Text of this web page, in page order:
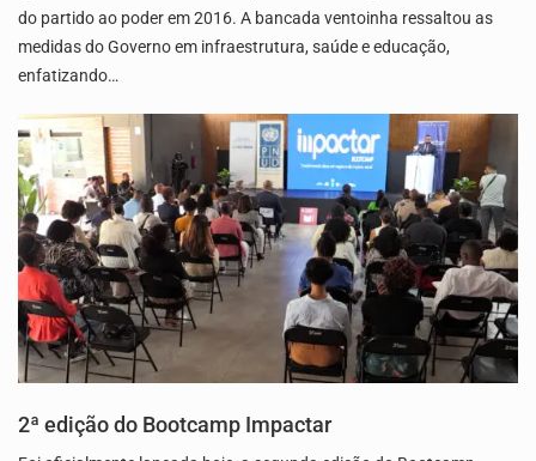
do partido ao poder em 2016. A bancada ventoinha ressaltou as
medidas do Governo em infraestrutura, saúde e educação,
enfatizando…
2ª edição do Bootcamp Impactar